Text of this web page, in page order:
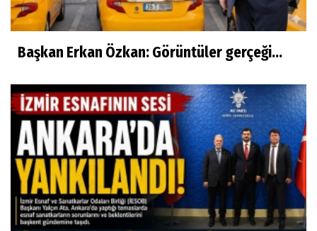
Başkan Erkan Özkan: Görüntüler gerçeği...